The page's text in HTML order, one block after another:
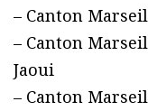
– Canton
– Canton
Jaoui
– Canton